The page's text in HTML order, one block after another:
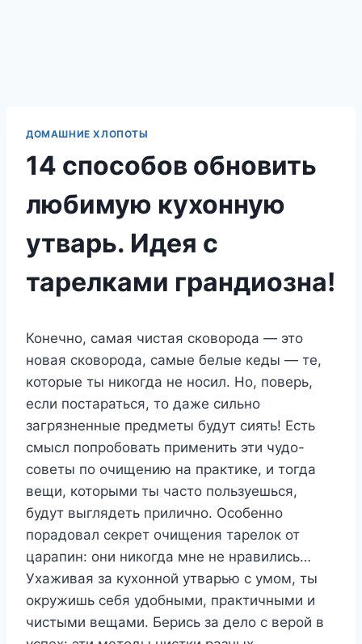
ДОМАШНИЕ ХЛОПОТЫ
14 способов обновить
любимую кухонную
утварь. Идея с
тарелками грандиозна!
Конечно, самая чистая сковорода — это
новая сковорода, самые белые кеды — те,
которые ты никогда не носил. Но, поверь,
если постараться, то даже сильно
загрязненные предметы будут сиять! Есть
смысл попробовать применить эти чудо-
советы по очищению на практике, и тогда
вещи, которыми ты часто пользуешься,
будут выглядеть прилично. Особенно
порадовал секрет очищения тарелок от
царапин: они никогда мне не нравились…
Ухаживая за кухонной утварью с умом, ты
окружишь себя удобными, практичными и
чистыми вещами. Берись за дело с верой в